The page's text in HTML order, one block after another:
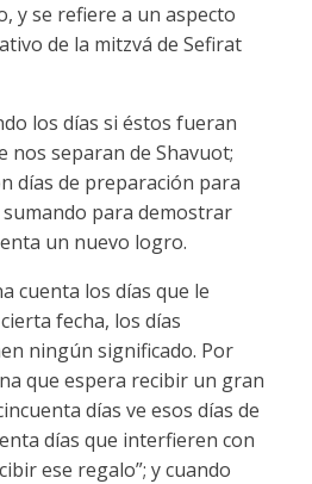
y se refiere a un aspecto
de la mitzvá de Sefirat
los días si éstos fueran
nos separan de Shavuot;
días de preparación para
para demostrar
un nuevo logro.
cuenta los días que le
fecha, los días
ningún significado. Por
que espera recibir un gran
días ve esos días de
días que interfieren con
ese regalo”; y cuando